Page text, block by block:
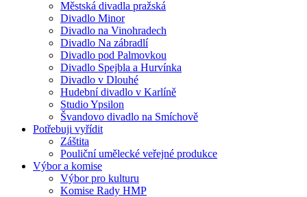
Městská divadla pražská
Divadlo Minor
Divadlo na Vinohradech
Divadlo Na zábradlí
Divadlo pod Palmovkou
Divadlo Spejbla a Hurvínka
Divadlo v Dlouhé
Hudební divadlo v Karlíně
Studio Ypsilon
Švandovo divadlo na Smíchově
Potřebuji vyřídit
Záštita
Pouliční umělecké veřejné produkce
Výbor a komise
Výbor pro kulturu
Komise Rady HMP